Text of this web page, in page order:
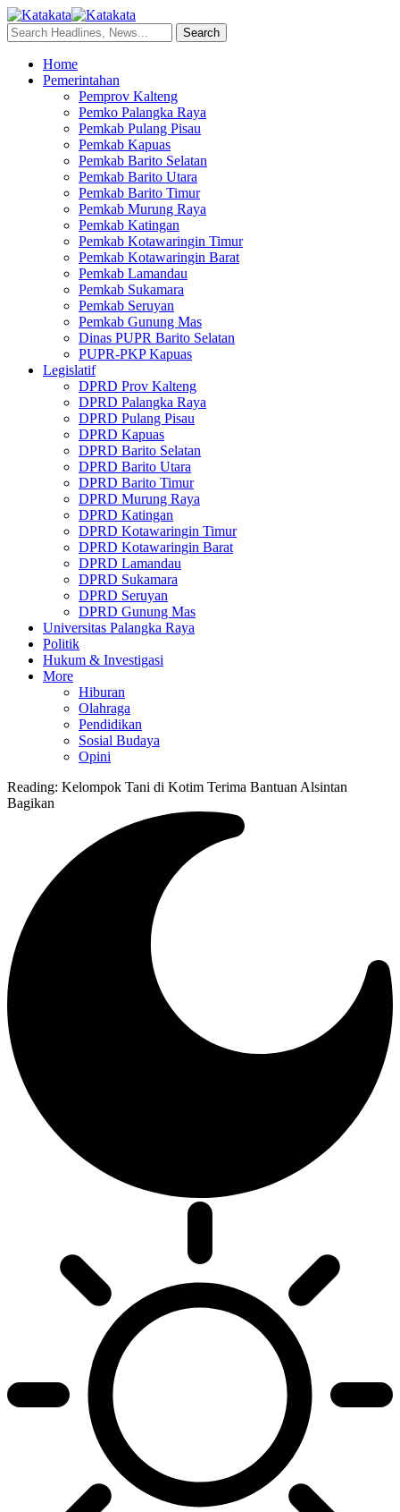
Home
Pemerintahan
Pemprov Kalteng
Pemko Palangka Raya
Pemkab Pulang Pisau
Pemkab Kapuas
Pemkab Barito Selatan
Pemkab Barito Utara
Pemkab Barito Timur
Pemkab Murung Raya
Pemkab Katingan
Pemkab Kotawaringin Timur
Pemkab Kotawaringin Barat
Pemkab Lamandau
Pemkab Sukamara
Pemkab Seruyan
Pemkab Gunung Mas
Dinas PUPR Barito Selatan
PUPR-PKP Kapuas
Legislatif
DPRD Prov Kalteng
DPRD Palangka Raya
DPRD Pulang Pisau
DPRD Kapuas
DPRD Barito Selatan
DPRD Barito Utara
DPRD Barito Timur
DPRD Murung Raya
DPRD Katingan
DPRD Kotawaringin Timur
DPRD Kotawaringin Barat
DPRD Lamandau
DPRD Sukamara
DPRD Seruyan
DPRD Gunung Mas
Universitas Palangka Raya
Politik
Hukum & Investigasi
More
Hiburan
Olahraga
Pendidikan
Sosial Budaya
Opini
Reading: Kelompok Tani di Kotim Terima Bantuan Alsintan
Bagikan